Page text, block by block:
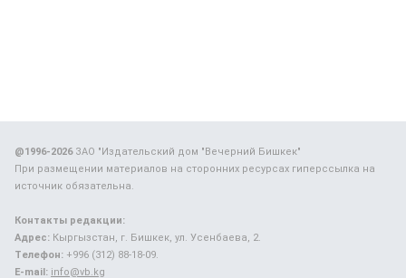
@1996-2026ЗАО "Издательский дом "Вечерний Бишкек"
При размещении материалов на сторонних ресурсах гиперссылка на
источник обязательна.
Контакты редакции:
Адрес: Кыргызстан, г. Бишкек, ул. Усенбаева, 2.
Телефон: +996 (312) 88-18-09.
E-mail: info@vb.kg